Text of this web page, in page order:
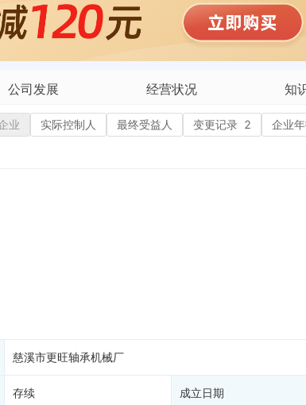
公司发展 经营状况 知
史
招投标
信用评价
进出口信用
商标信息
业 实际控制人 最终受益人 变更记录 2 企业
慈溪市更旺轴承机械厂
存续 成立日期